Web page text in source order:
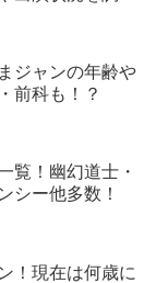
ジャンの年齢や
前科も！？
覧！幽幻道士・
シー他多数！
！現在は何歳に